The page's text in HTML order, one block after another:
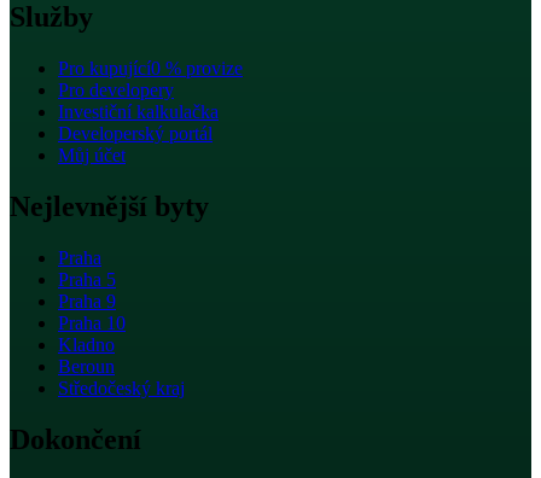
Služby
Pro kupující0 % provize
Pro developery
Investiční kalkulačka
Developerský portál
Můj účet
Nejlevnější byty
Praha
Praha 5
Praha 9
Praha 10
Kladno
Beroun
Středočeský kraj
Dokončení